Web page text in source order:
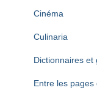
Cinéma
Culinaria
Dictionnaires et
Entre les